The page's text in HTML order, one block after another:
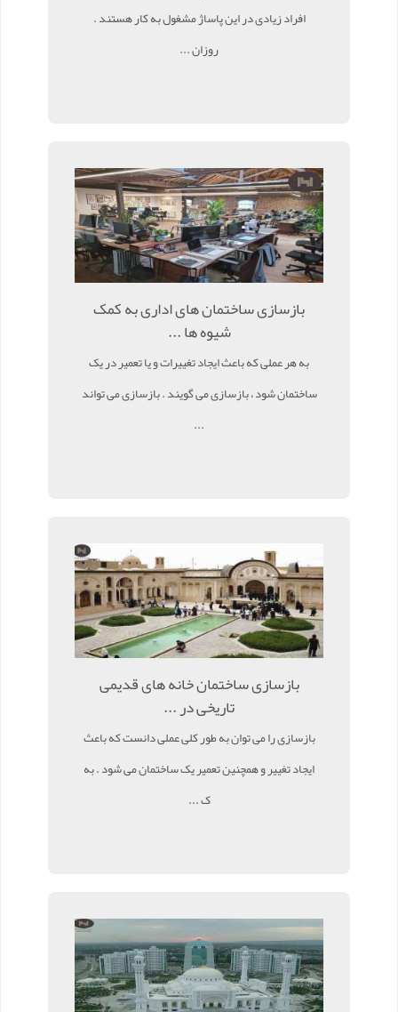
افراد زیادی در این پاساژ مشغول به کار هستند .
روزان ...
بازسازی ساختمان های اداری به کمک
شیوه ها ...
به هر عملی که باعث ایجاد تغییرات و یا تعمیر در یک
ساختمان شود ، بازسازی می گویند . بازسازی می تواند
...
بازسازی ساختمان خانه های قدیمی
تاریخی در ...
بازسازی را می توان به طور کلی عملی دانست که باعث
ایجاد تغییر و همچنین تعمیر یک ساختمان می شود . به
ک ...